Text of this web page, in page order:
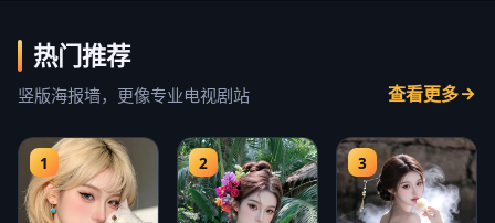
热门推荐
竖版海报墙，更像专业电视剧站 查看更多
1 2 3